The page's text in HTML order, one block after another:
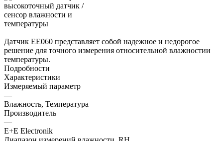
Датчик ЕЕ060 представляет собой надежное и недорогое
решение для точного измерения относительной влажностии
температуры.
Подробности
Характеристики
Измеряемый параметр
—
Влажность, Температура
Производитель
—
E+E Electronik